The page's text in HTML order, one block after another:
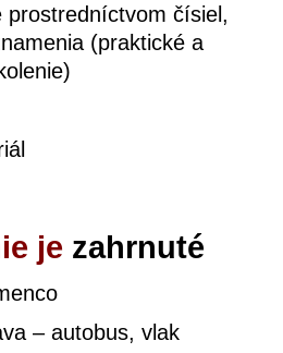
prostredníctvom čísiel,
(praktické a
je zahrnuté
– autobus, vlak